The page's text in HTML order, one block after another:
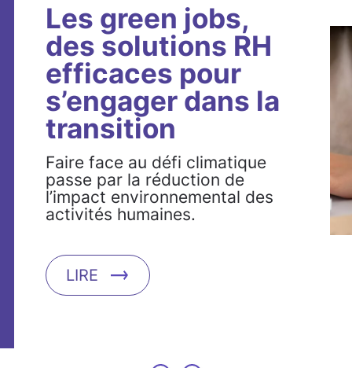
Les green jobs,
des solutions RH
efficaces pour
s’engager dans la
transition
écologique
Faire face au défi climatique
passe par la réduction de
l’impact environnemental des
activités humaines.
LIRE